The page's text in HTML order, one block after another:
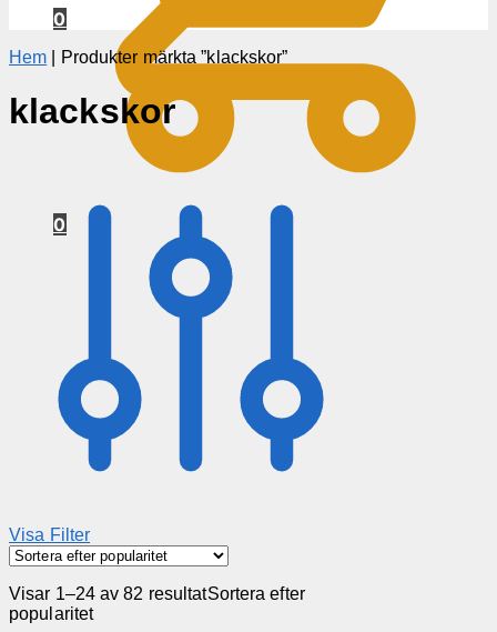
0
0
Hem Produkter märkta ”klackskor”
klackskor
Visa Filter
Visar 1–24 av 82 resultatSortera efter
popularitet